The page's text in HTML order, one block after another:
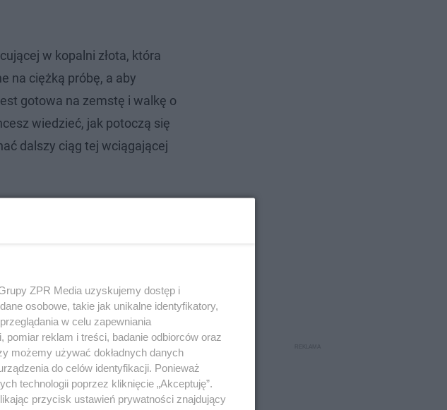
w kopalni złota, która
na ciężką próbę, a aby
gotowa na zemstę i walkę o
wiedzieć, jak potoczą się
dalszy ciąg tej wciągającej
ZPR Media uzyskujemy dostęp i
osobowe, takie jak unikalne identyfikatory,
w celu zapewniania
reklam i treści, badanie odbiorców oraz
możemy używać dokładnych danych
do celów identyfikacji. Ponieważ
technologii poprzez kliknięcie „Akceptuję”.
przycisk ustawień prywatności znajdujący